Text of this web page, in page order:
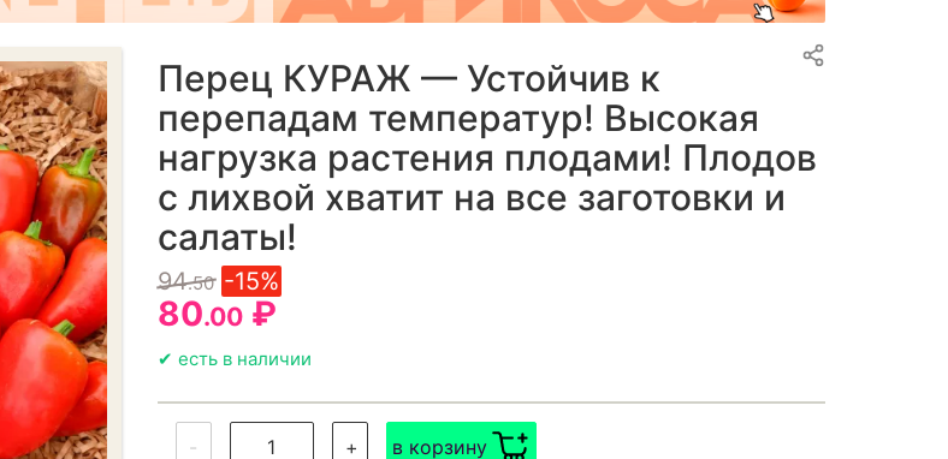
Перец КУРАЖ — Устойчив к
перепадам температур! Высокая
нагрузка растения плодами! Плодов
с лихвой хватит на все заготовки и
салаты!
94.50 -15%
80.00₽
✔ есть в наличии
- + в корзину